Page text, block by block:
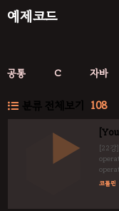
예제코드
공통 C 자바
분류 전체보기 108
[22
!!. :
코틀린